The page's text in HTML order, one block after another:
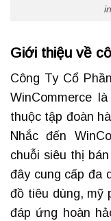
Giới thiệu về
Công Ty Cổ
WinCommerce
thuộc tập đoàn
Nhắc đến
chuỗi siêu thị
đây cung cấp đa
đồ tiêu dùng, mỹ
đáp ứng hoàn